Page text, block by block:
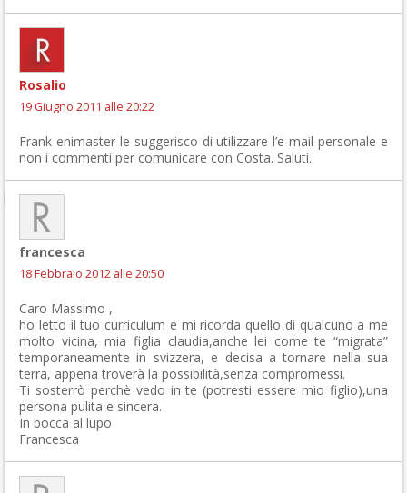
Rosalio
19 Giugno 2011 alle 20:22
Frank enimaster le suggerisco di utilizzare l’e-mail personale e
non i commenti per comunicare con Costa. Saluti.
francesca
18 Febbraio 2012 alle 20:50
Caro Massimo ,
ho letto il tuo curriculum e mi ricorda quello di qualcuno a me
molto vicina, mia figlia claudia,anche lei come te “migrata”
temporaneamente in svizzera, e decisa a tornare nella sua
terra, appena troverà la possibilità,senza compromessi.
Ti sosterrò perchè vedo in te (potresti essere mio figlio),una
persona pulita e sincera.
In bocca al lupo
Francesca